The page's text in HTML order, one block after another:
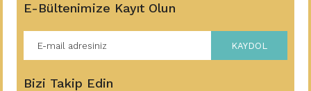
E-Bültenimize Kayıt Olun
KAYDOL
Bizi Takip Edin